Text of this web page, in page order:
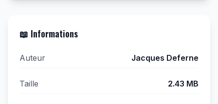
📖 Informations
Auteur Jacques Deferne
Taille 2.43 MB